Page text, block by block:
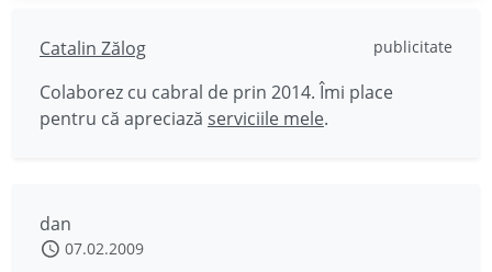
Catalin Zălog publicitate
Colaborez cu cabral de prin 2014. Îmi place
pentru că apreciază serviciile mele.
dan
07.02.2009